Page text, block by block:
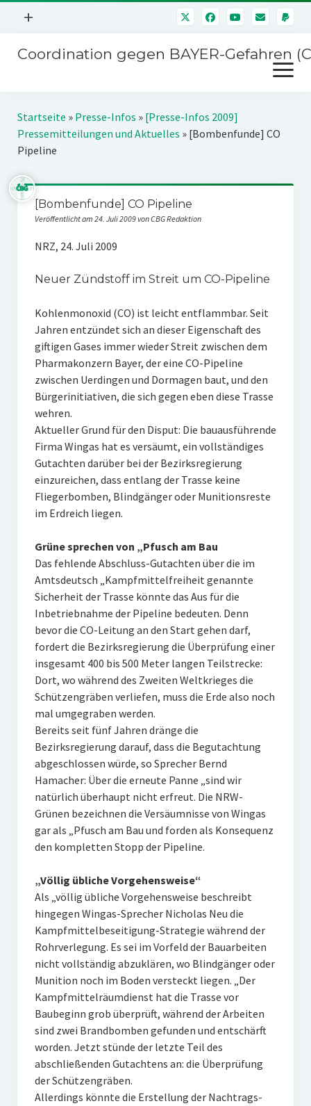
Menü
+
Mitmachen
Über uns
Kontakt
Impressum
Störfälle
Coordination gegen BAYER-Gefahren
Menü
öffnen
Kampagnen
Stichwort BAYER
Jahrestagung
Startseite » Presse-Infos » [Presse-Infos 2009]
Pressemitteilungen und Aktuelles » [Bombenfunde] CO
Pipeline
[Bombenfunde] CO Pipeline
Veröffentlicht am 24. Juli 2009 von CBG Redaktion
NRZ, 24. Juli 2009
Neuer Zündstoff im Streit um CO-Pipeline
Kohlenmonoxid (CO) ist leicht entflammbar. Seit
Jahren entzündet sich an dieser Eigenschaft des
giftigen Gases immer wieder Streit zwischen dem
Pharmakonzern Bayer, der eine CO-Pipeline
zwischen Uerdingen und Dormagen baut, und den
Bürgerinitiativen, die sich gegen eben diese Trasse
wehren.
Aktueller Grund für den Disput: Die bauausführende
Firma Wingas hat es versäumt, ein vollständiges
Gutachten darüber bei der Bezirksregierung
einzureichen, dass entlang der Trasse keine
Fliegerbomben, Blindgänger oder Munitionsreste
im Erdreich liegen.
Grüne sprechen von „Pfusch am Bau
Das fehlende Abschluss-Gutachten über die im
Amtsdeutsch „Kampfmittelfreiheit genannte
Sicherheit der Trasse könnte das Aus für die
Inbetriebnahme der Pipeline bedeuten. Denn
bevor die CO-Leitung an den Start gehen darf,
fordert die Bezirksregierung die Überprüfung einer
insgesamt 400 bis 500 Meter langen Teilstrecke:
Dort, wo während des Zweiten Weltkrieges die
Schützengräben verliefen, muss die Erde also noch
mal umgegraben werden.
Bereits seit fünf Jahren dränge die
Bezirksregierung darauf, dass die Begutachtung
abgeschlossen würde, so Sprecher Bernd
Hamacher: Über die erneute Panne „sind wir
natürlich überhaupt nicht erfreut. Die NRW-
Grünen bezeichnen die Versäumnisse von Wingas
gar als „Pfusch am Bau und forden als Konsequenz
den kompletten Stopp der Pipeline.
„Völlig übliche Vorgehensweise“
Als „völlig übliche Vorgehensweise beschreibt
hingegen Wingas-Sprecher Nicholas Neu die
Kampfmittelbeseitigung-Strategie während der
Rohrverlegung. Es sei im Vorfeld der Bauarbeiten
nicht vollständig abzuklären, wo Blindgänger oder
Munition noch im Boden versteckt liegen. „Der
Kampfmittelräumdienst hat die Trasse vor
Baubeginn grob überprüft, während der Arbeiten
sind zwei Brandbomben gefunden und entschärft
worden. Jetzt stünde der letzte Teil des
abschließenden Gutachtens an: die Überprüfung
der Schützengräben.
Allerdings könnte die Erstellung der Nachtrags-